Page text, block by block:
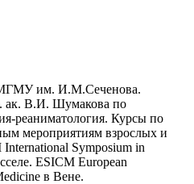
им. И.М.Сеченова.
В.И. Шумакова по
реаниматология. Курсы по
мероприятиям взрослых и
Symposium in
ESICM European
в Вене.